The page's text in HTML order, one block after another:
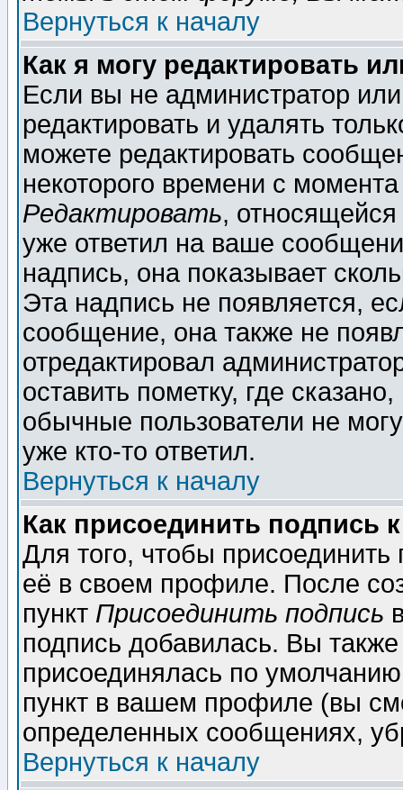
Вернуться к началу
Как я могу редактировать
Если вы не администратор
редактировать и удалять
можете редактировать
некоторого времени с
Редактировать,
уже ответил на ваше
надпись, она показывает
Эта надпись не появляется,
сообщение, она также не
отредактировал
оставить пометку, где
обычные пользователи не
уже кто-то ответил.
Вернуться к началу
Как присоединить подпись
Для того, чтобы
её в своем профиле. После
пункт Присоединить подпись
подпись добавилась. Вы
присоединялась по
пункт в вашем профиле (вы
определенных сообщениях,
Вернуться к началу